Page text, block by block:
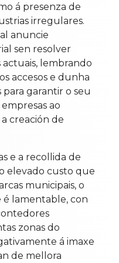
á presenza de
irregulares.
anuncie
sen resolver
lembrando
accesos e dunha
garantir o seu
ao
creación de
e a recollida de
elevado custo que
municipais, o
é lamentable, con
zonas do
á imaxe
de mellora